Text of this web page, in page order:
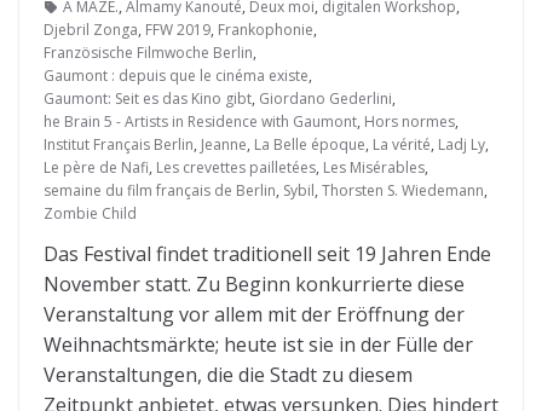
A MAZE., Almamy Kanouté, Deux moi, digitalen Workshop,
Djebril Zonga, FFW 2019, Frankophonie,
Französische Filmwoche Berlin,
Gaumont : depuis que le cinéma existe,
Gaumont: Seit es das Kino gibt, Giordano Gederlini,
he Brain 5 - Artists in Residence with Gaumont, Hors normes,
Institut Français Berlin, Jeanne, La Belle époque, La vérité, Ladj Ly,
Le père de Nafi, Les crevettes pailletées, Les Misérables,
semaine du film français de Berlin, Sybil, Thorsten S. Wiedemann,
Zombie Child
Das Festival findet traditionell seit 19 Jahren Ende
November statt. Zu Beginn konkurrierte diese
Veranstaltung vor allem mit der Eröffnung der
Weihnachtsmärkte; heute ist sie in der Fülle der
Veranstaltungen, die die Stadt zu diesem
Zeitpunkt anbietet, etwas versunken. Dies hindert